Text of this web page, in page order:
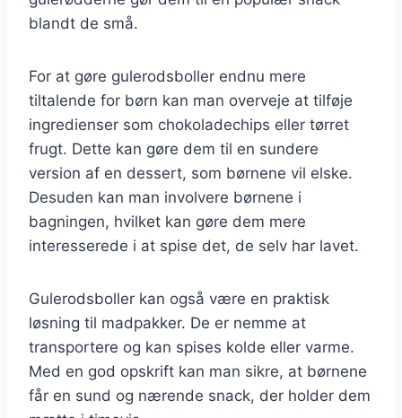
blandt de små.
For at gøre gulerodsboller endnu mere
tiltalende for børn kan man overveje at tilføje
ingredienser som chokoladechips eller tørret
frugt. Dette kan gøre dem til en sundere
version af en dessert, som børnene vil elske.
Desuden kan man involvere børnene i
bagningen, hvilket kan gøre dem mere
interesserede i at spise det, de selv har lavet.
Gulerodsboller kan også være en praktisk
løsning til madpakker. De er nemme at
transportere og kan spises kolde eller varme.
Med en god opskrift kan man sikre, at børnene
får en sund og nærende snack, der holder dem